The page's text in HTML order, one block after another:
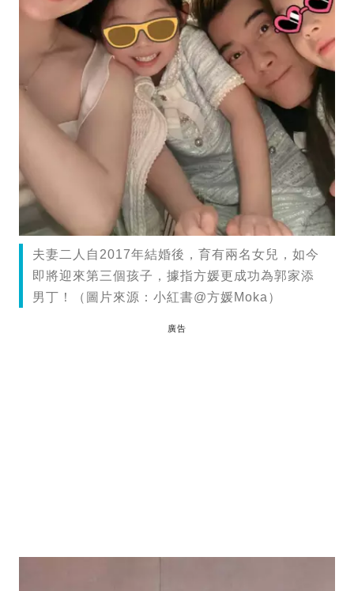
夫妻二人自2017年結婚後，育有兩名女兒，如今
即將迎來第三個孩子，據指方媛更成功為郭家添
男丁！（圖片來源：小紅書@方媛Moka）
廣告